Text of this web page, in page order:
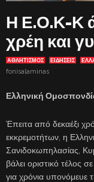
Η Ε.Ο.Κ-Κ
χρέη και
ΑΘΛΗΤΙΣΜΟΣ ΕΙΔΗΣΕΙΣ
fonisalaminas
Ελληνική
Έπειτα από δεκαέξι
εκκρεμοτήτων, η
Σανιδοκωπηλασίας,
βάλει οριστικό τέλος
για χρόνια υπονόμευε